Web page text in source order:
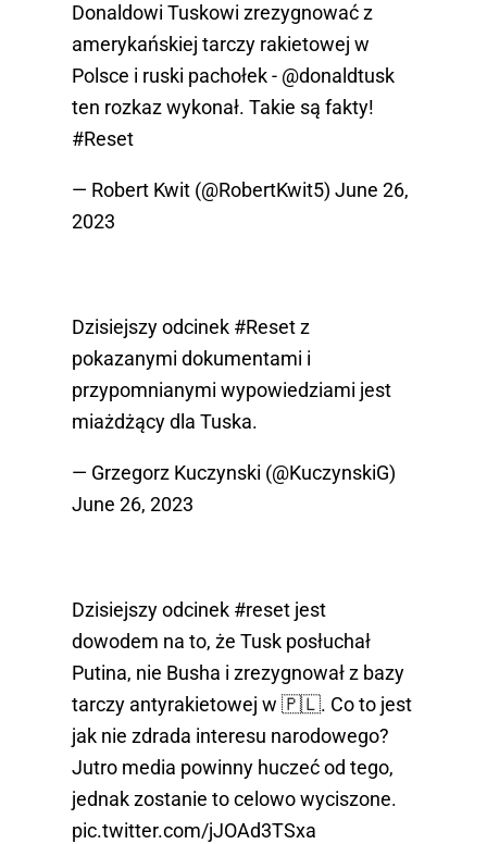
Donaldowi Tuskowi zrezygnować z
amerykańskiej tarczy rakietowej w
Polsce i ruski pachołek - @donaldtusk
ten rozkaz wykonał. Takie są fakty!
#Reset
— Robert Kwit (@RobertKwit5) June 26,
2023
Dzisiejszy odcinek #Resetz
pokazanymi dokumentami i
przypomnianymi wypowiedziami jest
miażdżący dla Tuska.
— Grzegorz Kuczynski (@KuczynskiG)
June 26, 2023
Dzisiejszy odcinek #reset jest
dowodem na to, że Tusk posłuchał
Putina, nie Busha i zrezygnował z bazy
tarczy antyrakietowej w 🇵🇱. Co to jest
jak nie zdrada interesu narodowego?
Jutro media powinny huczeć od tego,
jednak zostanie to celowo wyciszone.
pic.twitter.com/jJOAd3TSxa